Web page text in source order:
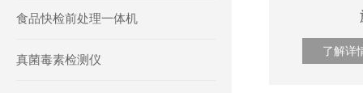
食品快检前处理一体机
真菌毒素检测仪
了解详